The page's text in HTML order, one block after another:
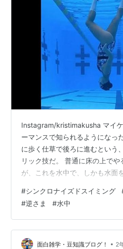
Instagram/kristimakusha マイ
ーマンスで知られるようになっ
に歩く仕草で後ろに進むという
リック技だ。 普通に床の上で
が、これを水中で、しかも水面
の動画を見れば、誰でも唖然と
は、プールの水の中で、倒立状
側に、両足をつけて立っている
ぐにムーンウォークを開始。ま
と。動画の後半はスタスタと軽
#シンクロナイズドスイミング
#逆さま #水中
面白雑学・豆知識ブログ！ • 2